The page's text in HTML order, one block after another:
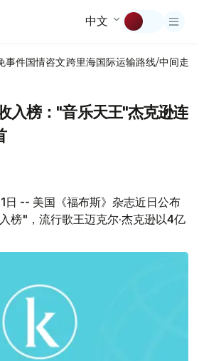
中文
事件国情咨文跨里海国际运输路线/中间走廊
入榜："音乐天王"杰克逊连
日 -- 美国《福布斯》杂志近日公布
榜"，流行歌王迈克尔·杰克逊以4亿